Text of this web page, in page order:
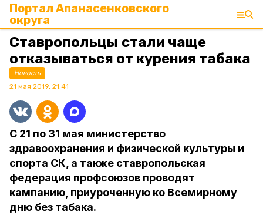
Портал Апанасенковского
округа
Ставропольцы стали чаще
отказываться от курения табака
Новость
21 мая 2019, 21:41
С 21 по 31 мая министерство
здравоохранения и физической культуры и
спорта СК, а также ставропольская
федерация профсоюзов проводят
кампанию, приуроченную ко Всемирному
дню без табака.